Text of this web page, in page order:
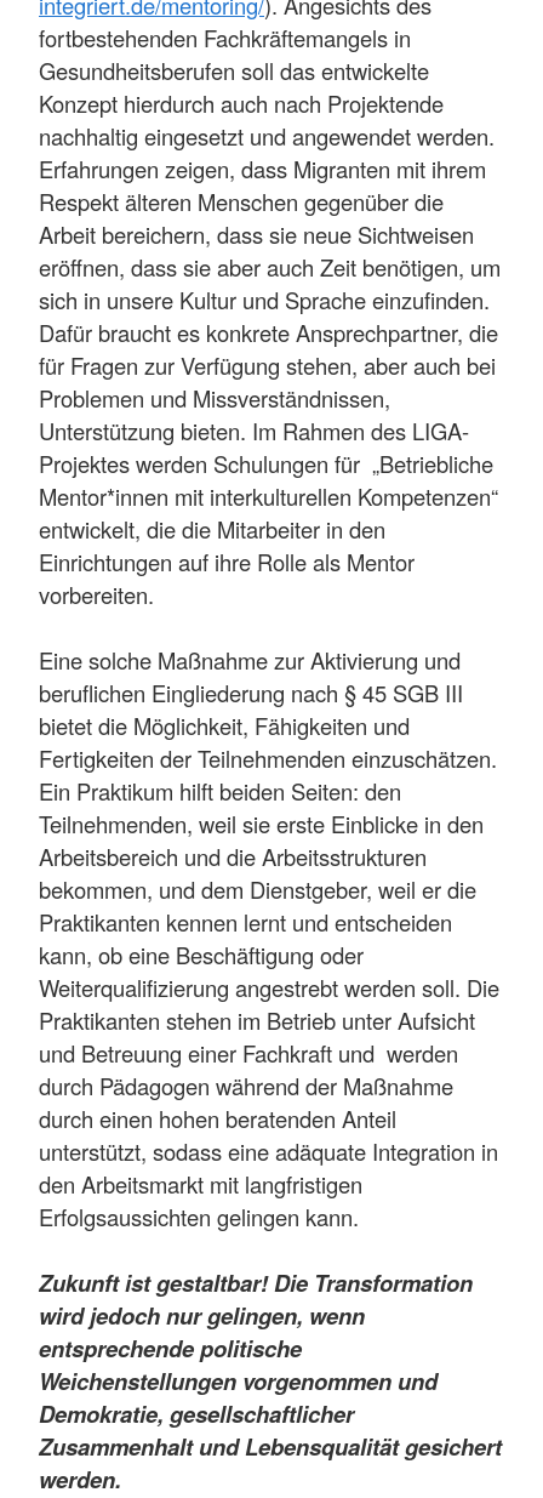
fortbestehenden Fachkräftemangels in
Gesundheitsberufen soll das entwickelte
Konzept hierdurch auch nach Projektende
nachhaltig eingesetzt und angewendet werden.
Erfahrungen zeigen, dass Migranten mit ihrem
Respekt älteren Menschen gegenüber die
Arbeit bereichern, dass sie neue Sichtweisen
eröffnen, dass sie aber auch Zeit benötigen, um
sich in unsere Kultur und Sprache einzufinden.
Dafür braucht es konkrete Ansprechpartner, die
für Fragen zur Verfügung stehen, aber auch bei
Problemen und Missverständnissen,
Unterstützung bieten. Im Rahmen des LIGA-
Projektes werden Schulungen für „Betriebliche
Mentor*innen mit interkulturellen Kompetenzen“
entwickelt, die die Mitarbeiter in den
Einrichtungen auf ihre Rolle als Mentor
vorbereiten.
Eine solche Maßnahme zur Aktivierung und
beruflichen Eingliederung nach § 45 SGB III
bietet die Möglichkeit, Fähigkeiten und
Fertigkeiten der Teilnehmenden einzuschätzen.
Ein Praktikum hilft beiden Seiten: den
Teilnehmenden, weil sie erste Einblicke in den
Arbeitsbereich und die Arbeitsstrukturen
bekommen, und dem Dienstgeber, weil er die
Praktikanten kennen lernt und entscheiden
kann, ob eine Beschäftigung oder
Weiterqualifizierung angestrebt werden soll. Die
Praktikanten stehen im Betrieb unter Aufsicht
und Betreuung einer Fachkraft und werden
durch Pädagogen während der Maßnahme
durch einen hohen beratenden Anteil
unterstützt, sodass eine adäquate Integration in
den Arbeitsmarkt mit langfristigen
Erfolgsaussichten gelingen kann.
Zukunft ist gestaltbar! Die Transformation
wird jedoch nur gelingen, wenn
entsprechende politische
Weichenstellungen vorgenommen und
Demokratie, gesellschaftlicher
Zusammenhalt und Lebensqualität gesichert
werden.